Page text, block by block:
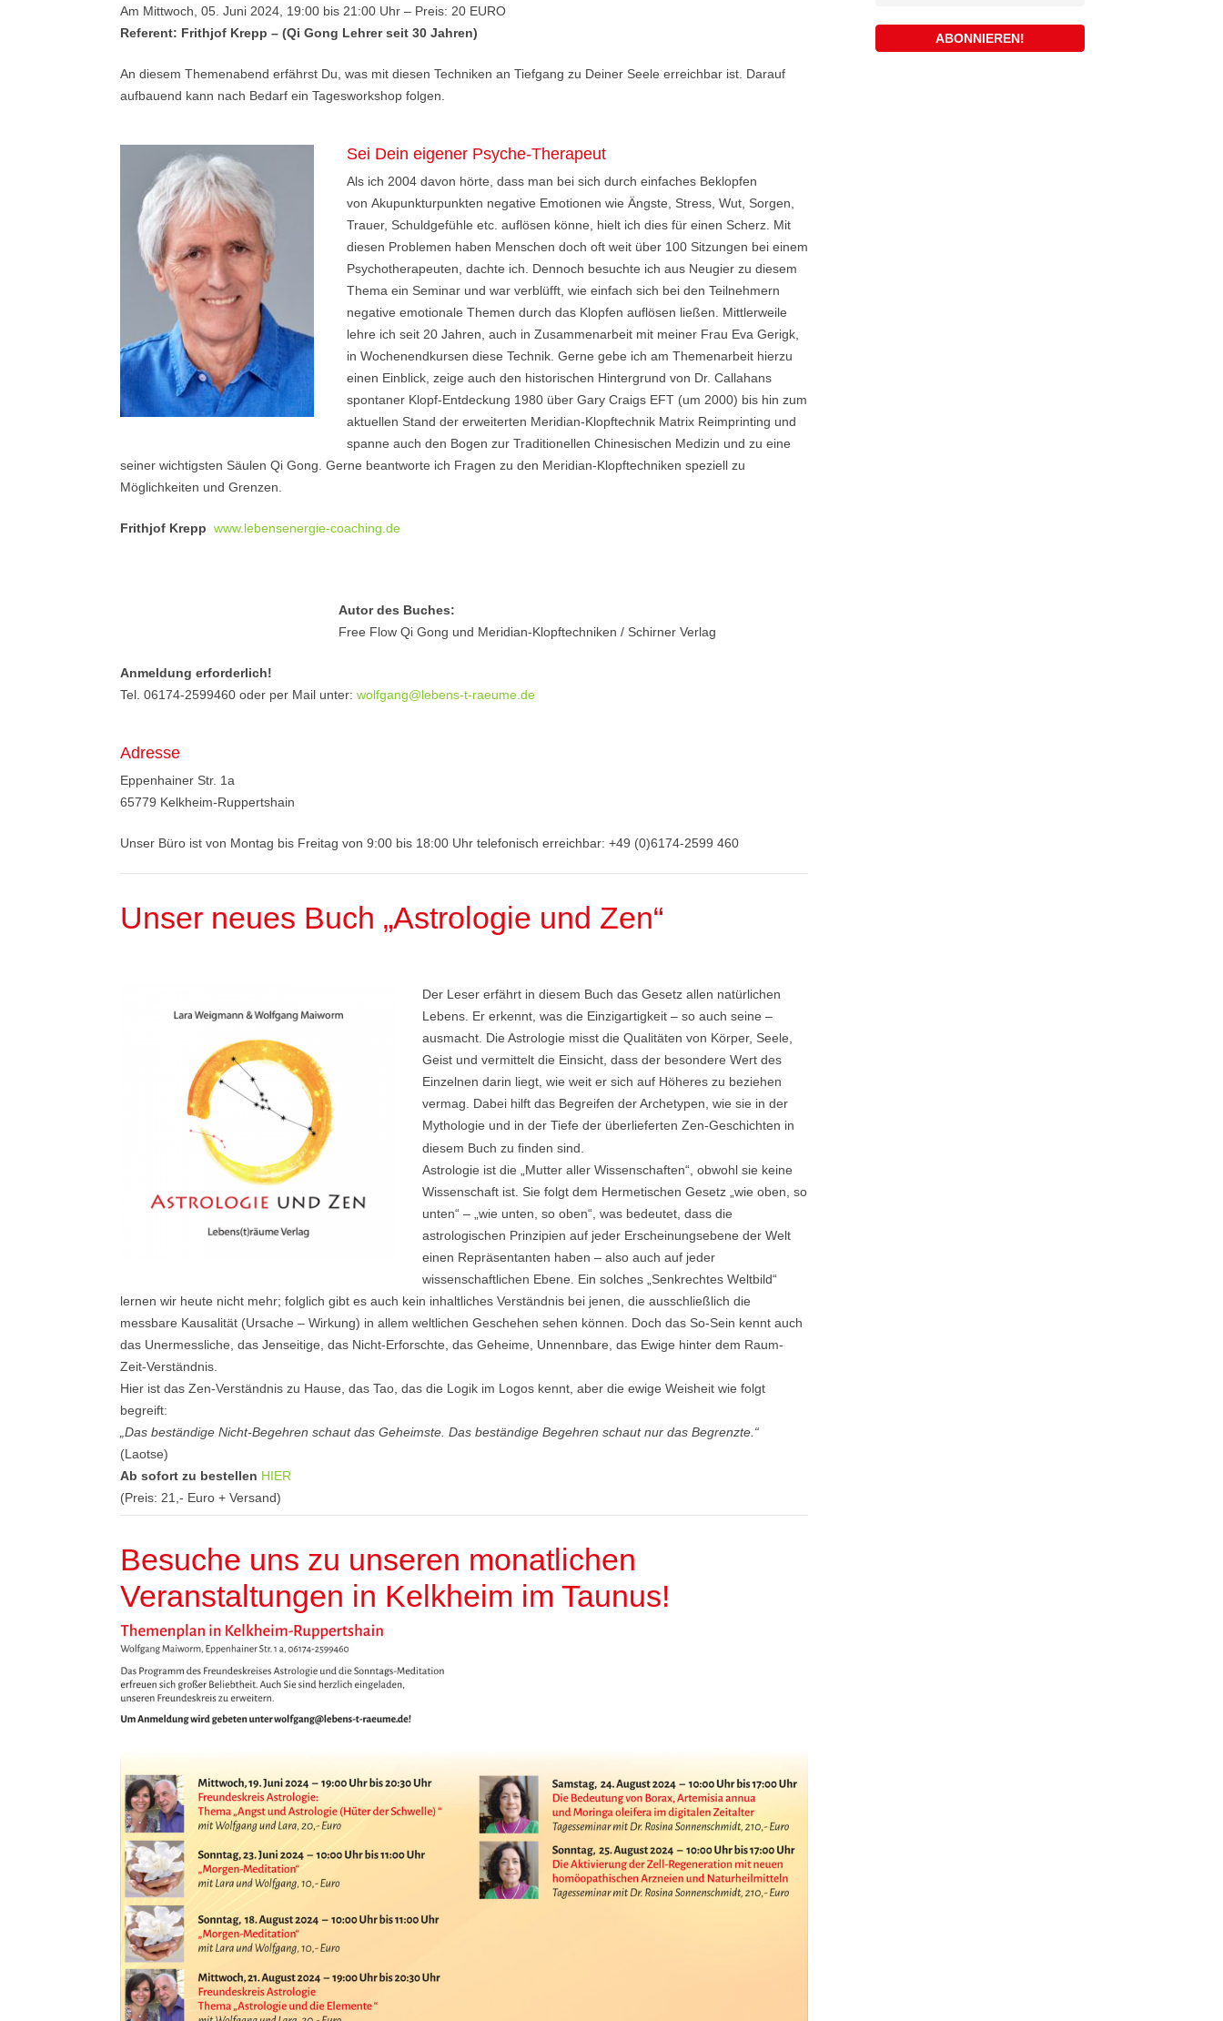
Am Mittwoch, 05. Juni 2024, 19:00 bis 21:00 Uhr – Preis: 20 EURO
Referent: Frithjof Krepp – (Qi Gong Lehrer seit 30 Jahren)
An diesem Themenabend erfährst Du, was mit diesen Techniken an Tiefgang zu Deiner Seele erreichbar ist. Darauf
aufbauend kann nach Bedarf ein Tagesworkshop folgen.
Sei Dein eigener Psyche-Therapeut
Als ich 2004 davon hörte, dass man bei sich durch einfaches Beklopfen
von Akupunkturpunkten negative Emotionen wie Ängste, Stress, Wut, Sorgen,
Trauer, Schuldgefühle etc. auflösen könne, hielt ich dies für einen Scherz. Mit
diesen Problemen haben Menschen doch oft weit über 100 Sitzungen bei einem
Psychotherapeuten, dachte ich. Dennoch besuchte ich aus Neugier zu diesem
Thema ein Seminar und war verblüfft, wie einfach sich bei den Teilnehmern
negative emotionale Themen durch das Klopfen auflösen ließen. Mittlerweile
lehre ich seit 20 Jahren, auch in Zusammenarbeit mit meiner Frau Eva Gerigk,
in Wochenendkursen diese Technik. Gerne gebe ich am Themenarbeit hierzu
einen Einblick, zeige auch den historischen Hintergrund von Dr. Callahans
spontaner Klopf-Entdeckung 1980 über Gary Craigs EFT (um 2000) bis hin zum
aktuellen Stand der erweiterten Meridian-Klopftechnik Matrix Reimprinting und
spanne auch den Bogen zur Traditionellen Chinesischen Medizin und zu eine
seiner wichtigsten Säulen Qi Gong. Gerne beantworte ich Fragen zu den Meridian-Klopftechniken speziell zu
Möglichkeiten und Grenzen.
Frithjof Krepp www.lebensenergie-coaching.de
Autor des Buches:
Free Flow Qi Gong und Meridian-Klopftechniken / Schirner Verlag
Anmeldung erforderlich!
Tel. 06174-2599460 oder per Mail unter: wolfgang@lebens-t-raeume.de
Adresse
Eppenhainer Str. 1a
65779 Kelkheim-Ruppertshain
Unser Büro ist von Montag bis Freitag von 9:00 bis 18:00 Uhr telefonisch erreichbar: +49 (0)6174-2599 460
Unser neues Buch „Astrologie und Zen“
Der Leser erfährt in diesem Buch das Gesetz allen natürlichen
Lebens. Er erkennt, was die Einzigartigkeit – so auch seine –
ausmacht. Die Astrologie misst die Qualitäten von Körper, Seele,
Geist und vermittelt die Einsicht, dass der besondere Wert des
Einzelnen darin liegt, wie weit er sich auf Höheres zu beziehen
vermag. Dabei hilft das Begreifen der Archetypen, wie sie in der
Mythologie und in der Tiefe der überlieferten Zen-Geschichten in
diesem Buch zu finden sind.
Astrologie ist die „Mutter aller Wissenschaften“, obwohl sie keine
Wissenschaft ist. Sie folgt dem Hermetischen Gesetz „wie oben, so
unten“ – „wie unten, so oben“, was bedeutet, dass die
astrologischen Prinzipien auf jeder Erscheinungsebene der Welt
einen Repräsentanten haben – also auch auf jeder
wissenschaftlichen Ebene. Ein solches „Senkrechtes Weltbild“
lernen wir heute nicht mehr; folglich gibt es auch kein inhaltliches Verständnis bei jenen, die ausschließlich die
messbare Kausalität (Ursache – Wirkung) in allem weltlichen Geschehen sehen können. Doch das So-Sein kennt auch
das Unermessliche, das Jenseitige, das Nicht-Erforschte, das Geheime, Unnennbare, das Ewige hinter dem Raum-
Zeit-Verständnis.
Hier ist das Zen-Verständnis zu Hause, das Tao, das die Logik im Logos kennt, aber die ewige Weisheit wie folgt
begreift:
„Das beständige Nicht-Begehren schaut das Geheimste. Das beständige Begehren schaut nur das Begrenzte.“
(Laotse)
Ab sofort zu bestellen HIER
(Preis: 21,- Euro + Versand)
Besuche uns zu unseren monatlichen
Veranstaltungen in Kelkheim im Taunus!